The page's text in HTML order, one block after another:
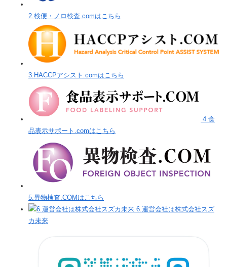
2.検便・ノロ検査.comはこちら
3.HACCPアシスト.comはこちら
4.食
品表示サポート.comはこちら
5.異物検査.COMはこちら
6.運営会社は株式会社スズ
カ未来